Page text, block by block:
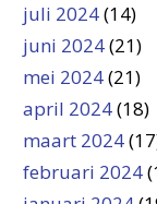
juli 2024(14)
juni 2024(21)
mei 2024(21)
april 2024(18)
maart 2024
februari 2024